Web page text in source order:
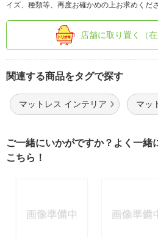
イズ、種類等、再度お確かめの上お求めくださ
店舗に取り置く（在
関連する商品をタグで探す
マットレス インテリア マッ
ご一緒にいかがですか？よく一緒
こちら！